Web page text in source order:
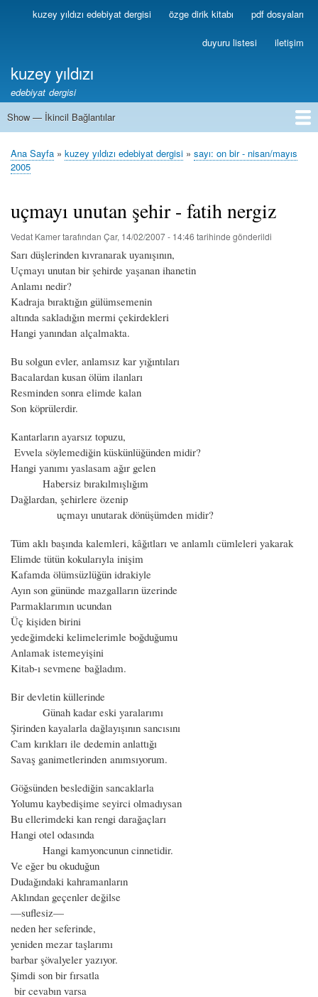
Ana
içeriğe
Birincilkuzey yıldızı edebiyat dergisi özge dirik kitabı pdf dosyaları
duyuru listesi iletişim
kuzey yıldızı
edebiyat dergisi
İkincil
Show — İkincil Bağlantılar
1
2
3
4
5
6
7
8
9
10
11
12
13
Sayfa
Ana Sayfa kuzey yıldızı edebiyat dergisi
sayı: on bir - nisan/mayıs
2005
uçmayı unutan şehir - fatih nergiz
Vedat Kamertarafından Çar, 14/02/2007 - 14:46 tarihinde gönderildi
Sarı düşlerinden kıvranarak uyanışının,
Uçmayı unutan bir şehirde yaşanan ihanetin
Anlamı nedir?
Kadraja bıraktığın gülümsemenin
altında sakladığın mermi çekirdekleri
Hangi yanından alçalmakta.
Bu solgun evler, anlamsız kar yığıntıları
Bacalardan kusan ölüm ilanları
Resminden sonra elimde kalan
Son köprülerdir.
Kantarların ayarsız topuzu,
Evvela söylemediğin küskünlüğünden midir?
Hangi yanımı yaslasam ağır gelen
Habersiz bırakılmışlığım
Dağlardan, şehirlere özenip
uçmayı unutarak dönüşümden midir?
Tüm aklı başında kalemleri, kâğıtları ve anlamlı cümleleri yakarak
Elimde tütün kokularıyla inişim
Kafamda ölümsüzlüğün idrakiyle
Ayın son gününde mazgalların üzerinde
Parmaklarımın ucundan
Üç kişiden birini
yedeğimdeki kelimelerimle boğduğumu
Anlamak istemeyişini
Kitab-ı sevmene bağladım.
Bir devletin küllerinde
Günah kadar eski yaralarımı
Şirinden kayalarla dağlayışının sancısını
Cam kırıkları ile dedemin anlattığı
Savaş ganimetlerinden anımsıyorum.
Göğsünden beslediğin sancaklarla
Yolumu kaybedişime seyirci olmadıysan
Bu ellerimdeki kan rengi darağaçları
Hangi otel odasında
Hangi kamyoncunun cinnetidir.
Ve eğer bu okuduğun
Dudağındaki kahramanların
Aklından geçenler değilse
—suflesiz—
neden her seferinde,
yeniden mezar taşlarımı
barbar şövalyeler yazıyor.
Şimdi son bir fırsatla
bir cevabın varsa